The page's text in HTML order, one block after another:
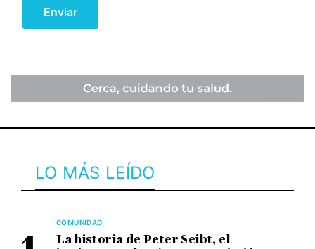
LO MÁS LEÍDO
COMUNIDAD
La historia de Peter Seibt, el